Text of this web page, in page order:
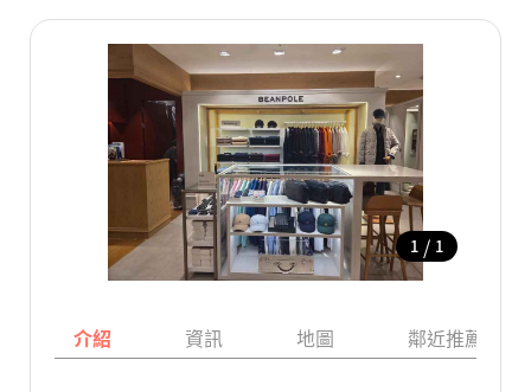
1 / 1
介紹 資訊 地圖 鄰近推薦景點